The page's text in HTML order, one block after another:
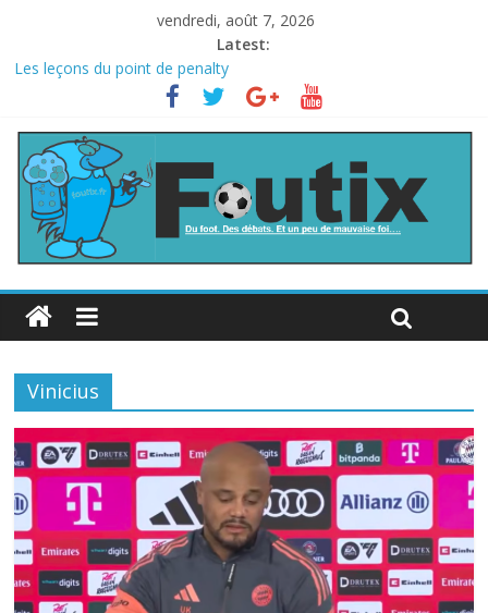
vendredi, août 7, 2026
Latest:
Les leçons du point de penalty
Le football italien retombe dans le chaos
La FIFA veut vendre une part de la Coupe du monde à des fonds
privés, la planète football s’insurge
Les curiosités de la Coupe du monde
L’Inde et la Chine, trop mauvais au football ?
Vinicius